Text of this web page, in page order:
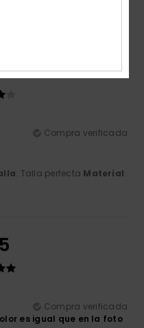
Compra verificada
: Talla perfecta Material:
Compra verificada
es igual que en la foto